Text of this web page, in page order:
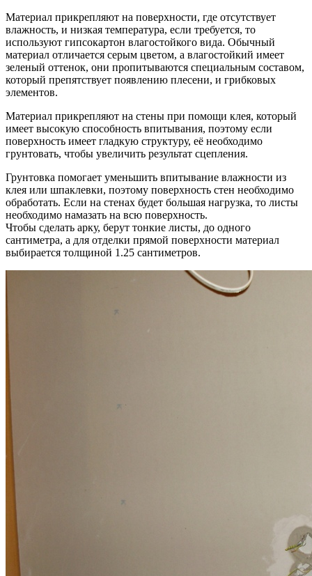
Материал прикрепляют на поверхности, где отсутствует
влажность, и низкая температура, если требуется, то
используют гипсокартон влагостойкого вида. Обычный
материал отличается серым цветом, а влагостойкий имеет
зеленый оттенок, они пропитываются специальным составом,
который препятствует появлению плесени, и грибковых
элементов.
Материал прикрепляют на стены при помощи клея, который
имеет высокую способность впитывания, поэтому если
поверхность имеет гладкую структуру, её необходимо
грунтовать, чтобы увеличить результат сцепления.
Грунтовка помогает уменьшить впитывание влажности из
клея или шпаклевки, поэтому поверхность стен необходимо
обработать. Если на стенах будет большая нагрузка, то листы
необходимо намазать на всю поверхность.
Чтобы сделать арку, берут тонкие листы, до одного
сантиметра, а для отделки прямой поверхности материал
выбирается толщиной 1.25 сантиметров.